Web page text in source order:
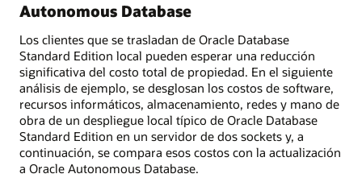
Autonomous Database
Los clientes que se trasladan de Oracle Database
Standard Edition local pueden esperar una reducción
significativa del costo total de propiedad. En el siguiente
análisis de ejemplo, se desglosan los costos de software,
recursos informáticos, almacenamiento, redes y mano de
obra de un despliegue local típico de Oracle Database
Standard Edition en un servidor de dos sockets y, a
continuación, se compara esos costos con la actualización
a Oracle Autonomous Database.